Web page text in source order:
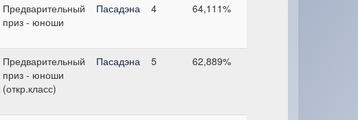
Предварительный
приз - юноши
Пасадэна 4 64,111%
Предварительный
приз - юноши
(откр.класс)
Пасадэна 5 62,889%